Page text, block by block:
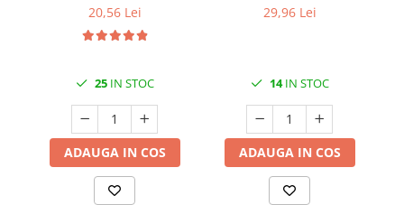
20,56 Lei
25IN STOC
ADAUGA IN COS
29,96 Lei
14IN STOC
ADAUGA IN COS